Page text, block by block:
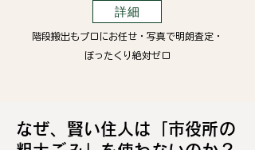
詳細
階段搬出もプロにお任せ・写真で明朗査定・
ぼったくり絶対ゼロ
なぜ、賢い住人は「市役所の